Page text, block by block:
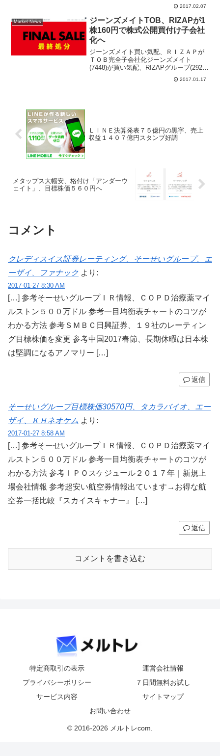
の値上がり率ランキング３位、リネット
ジャパングループは東証マザーズ市場の
値上がり率...
2017.02.07
Market News
ジーンズメイトTOB、RIZAPが1
株160円で株式公開買付け子会社
化へ
ジーンズメイト買い気配、ＲＩＺＡＰが
ＴＯＢ完全子会社化ジーンズメイト
(7448)が買い気配、RIZAPグループ(2928)
が同社を子会社化すると発表した。ジー
ンズメイトは賛同の意見を表明してい
2017.01.17
ＬＩＮＥ決算発表７５億円の黒字、売上
収益１４０７億円スタンプ好調
メタップス大幅安、格付け「アンダーウ
ェイト」、目標株価５６０円へ
コメント
クレディスイス証券レーティング、そーせいグループ、エ
ーザイ、ファナック より:
2017-01-27 8:30 AM
[…] 参考そーせいグループＩＲ情報、ＣＯＰＤ治療薬マイ
ルストン５００万ドル 参考一目均衡表チャートのコツが
わかる方法 参考ＳＭＢＣ日興証券、１９社のレーティン
グ目標株価を変更 参考中国2017春節、長期休暇は日本株
は堅調になるアノマリー […]
返信
そーせいグループ目標株価30570円、タカラバイオ、エー
ザイ、ＫＨネオケム より:
2017-01-27 8:58 AM
[…] 参考そーせいグループＩＲ情報、ＣＯＰＤ治療薬マイ
ルストン５００万ドル 参考一目均衡表チャートのコツが
わかる方法 参考ＩＰＯスケジュール２０１７年｜新規上
場会社情報 参考超安い航空券情報出ています→お得な航
空券一括比較『スカイスキャナー』 […]
返信
コメントを書き込む
特定商取引の表示
運営会社情報
プライバシーポリシー
７日間無料お試し
サービス内容
サイトマップ
お問い合わせ
© 2016-2026 メルトレcom.